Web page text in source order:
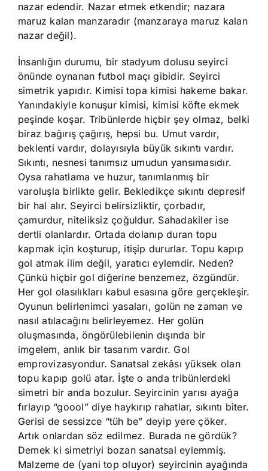
nazar edendir. Nazar etmek etkendir; nazara
maruz kalan manzaradır (manzaraya maruz kalan
nazar değil).
İnsanlığın durumu, bir stadyum dolusu seyirci
önünde oynanan futbol maçı gibidir. Seyirci
simetrik yapıdır. Kimisi topa kimisi hakeme bakar.
Yanındakiyle konuşur kimisi, kimisi köfte ekmek
peşinde koşar. Tribünlerde hiçbir şey olmaz, belki
biraz bağırış çağırış, hepsi bu. Umut vardır,
beklenti vardır, dolayısıyla büyük sıkıntı vardır.
Sıkıntı, nesnesi tanımsız umudun yansımasıdır.
Oysa rahatlama ve huzur, tanımlanmış bir
varoluşla birlikte gelir. Bekledikçe sıkıntı depresif
bir hal alır. Seyirci belirsizliktir, çorbadır,
çamurdur, niteliksiz çoğuldur. Sahadakiler ise
dertli olanlardır. Ortada dolanıp duran topu
kapmak için koşturup, itişip dururlar. Topu kapıp
gol atmak ilim değil, yaratıcı eylemdir. Neden?
Çünkü hiçbir gol diğerine benzemez, özgündür.
Her gol olasılıkları kabul esasına göre gerçekleşir.
Oyunun belirlenimci yasaları, golün ne zaman ve
nasıl atılacağını belirleyemez. Her golün
oluşmasında, öngörülebilenin dışında bir
imgelem, anlık bir tasarım vardır. Gol
emprovizasyondur. Sanatsal zekâsı yüksek olan
topu kapıp golü atar. İşte o anda tribünlerdeki
simetri bir anda bozulur. Seyircinin yarısı ayağa
fırlayıp “goool” diye haykırıp rahatlar, sıkıntı biter.
Gerisi de sessizce “tüh be” deyip yere çöker.
Artık onlardan söz edilmez. Burada ne gördük?
Demek ki simetriyi bozan sanatsal eylemmiş.
Malzeme de (yani top oluyor) seyircinin ayağında